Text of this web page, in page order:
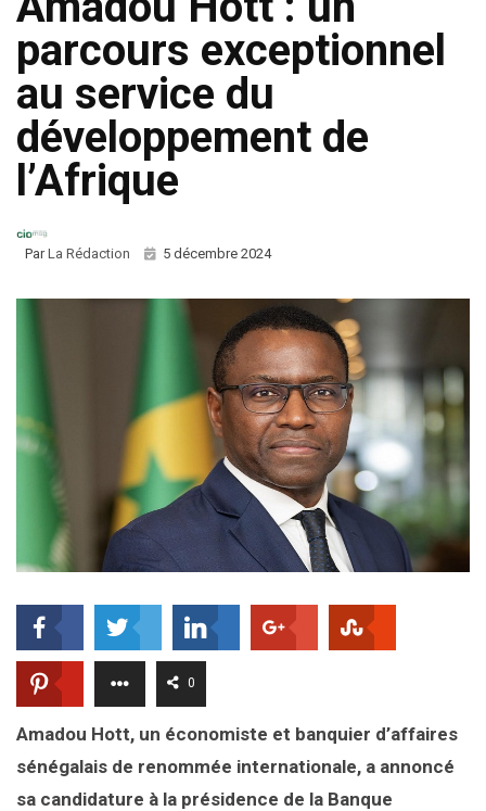
parcours exceptionnel
au service du
développement de
l’Afrique
ParLa Rédaction 5 décembre 2024
0
Amadou Hott, un économiste et banquier d’affaires
sénégalais de renommée internationale, a annoncé
sa candidature à la présidence de la Banque